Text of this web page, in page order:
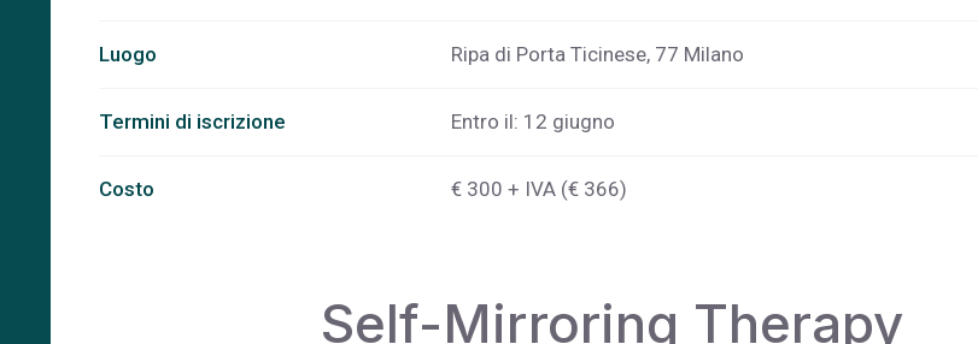
Luogo Ripa di Porta Ticinese, 77 Milano
Termini di iscrizione Entro il: 12 giugno
Costo € 300 + IVA (€ 366)
Self-Mirroring Therapy